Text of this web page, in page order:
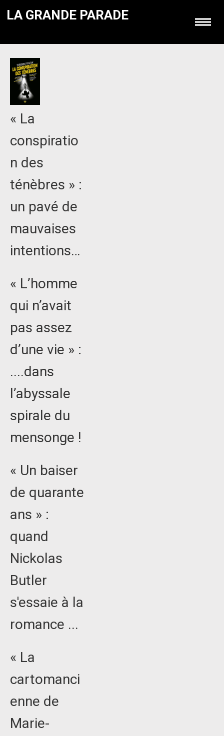
LA GRANDE PARADE
« La
conspiratio
n des
ténèbres » :
un pavé de
mauvaises
intentions…
« L’homme
qui n’avait
pas assez
d’une vie » :
....dans
l’abyssale
spirale du
mensonge !
« Un baiser
de quarante
ans » :
quand
Nickolas
Butler
s'essaie à la
romance ...
« La
cartomanci
enne de
Marie-